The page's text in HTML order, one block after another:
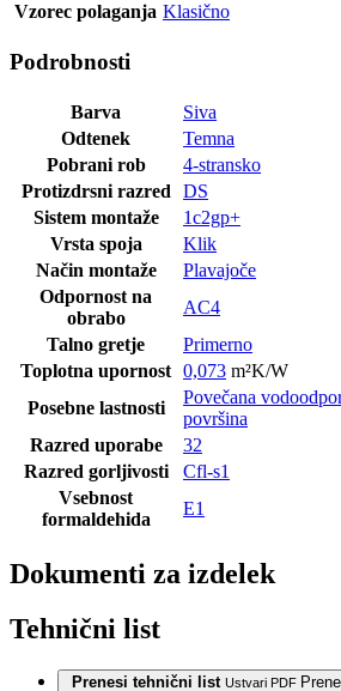
Vzorec polaganja Klasično
Podrobnosti
Barva
Siva
Odtenek
Temna
Pobrani rob
4-stransko
Protizdrsni razred
DS
Sistem montaže
1c2gp+
Vrsta spoja
Klik
Način montaže
Plavajoče
Odpornost na
obrabo
AC4
Talno gretje
Primerno
Toplotna upornost 0,073 m²K/W
Posebne lastnosti
Povečana
površina
Razred uporabe
32
Razred gorljivosti
Cfl-s1
Vsebnost
formaldehida
E1
Dokumenti za izdelek
Tehnični list
Prenesi tehnični list Ustvari PDF